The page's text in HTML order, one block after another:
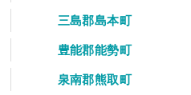
三島郡島本町
豊能郡能勢町
泉南郡熊取町